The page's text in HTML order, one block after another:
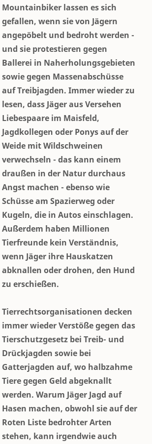
Mountainbiker lassen es sich
gefallen, wenn sie von Jägern
angepöbelt und bedroht werden -
und sie protestieren gegen
Ballerei in Naherholungsgebieten
sowie gegen Massenabschüsse
auf Treibjagden. Immer wieder zu
lesen, dass Jäger aus Versehen
Liebespaare im Maisfeld,
Jagdkollegen oder Ponys auf der
Weide mit Wildschweinen
verwechseln - das kann einem
draußen in der Natur durchaus
Angst machen - ebenso wie
Schüsse am Spazierweg oder
Kugeln, die in Autos einschlagen.
Außerdem haben Millionen
Tierfreunde kein Verständnis,
wenn Jäger ihre Hauskatzen
abknallen oder drohen, den Hund
zu erschießen.
Tierrechtsorganisationen decken
immer wieder Verstöße gegen das
Tierschutzgesetz bei Treib- und
Drückjagden sowie bei
Gatterjagden auf, wo halbzahme
Tiere gegen Geld abgeknallt
werden. Warum Jäger Jagd auf
Hasen machen, obwohl sie auf der
Roten Liste bedrohter Arten
stehen, kann irgendwie auch